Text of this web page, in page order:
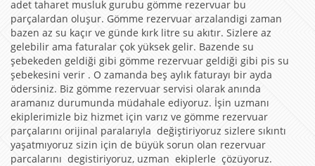
adet taharet musluk gurubu gömme rezervuar bu
parçalardan oluşur. Gömme rezervuar arzalandigi zaman
bazen az su kaçır ve günde kırk litre su akıtır. Sizlere az
gelebilir ama faturalar çok yüksek gelir. Bazende su
şebekeden geldiği gibi gömme rezervuar geldiği gibi pis su
şebekesini verir . O zamanda beş aylık faturayı bir ayda
ödersiniz. Biz gömme rezervuar servisi olarak anında
aramanız durumunda müdahale ediyoruz. İşin uzmanı
ekiplerimizle biz hizmet için varız ve gömme rezervuar
parçalarını orijinal paralarıyla değiştiriyoruz sizlere sıkıntı
yaşatmıyoruz sizin için de büyük sorun olan rezervuar
parcalarını degistiriyoruz, uzman ekiplerle çözüyoruz.